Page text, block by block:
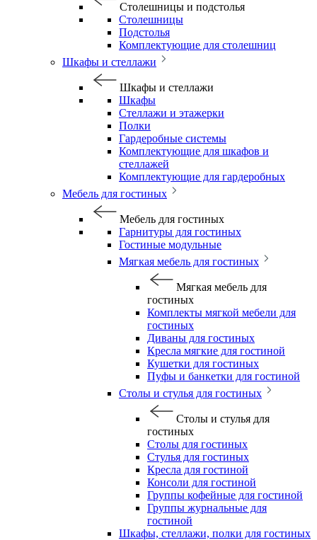
Столешницы и подстолья
Столешницы
Подстолья
Комплектующие для столешниц
Шкафы и стеллажи
Шкафы и стеллажи
Шкафы
Стеллажи и этажерки
Полки
Гардеробные системы
Комплектующие для шкафов и
стеллажей
Комплектующие для гардеробных
Мебель для гостиных
Мебель для гостиных
Гарнитуры для гостиных
Гостиные модульные
Мягкая мебель для гостиных
Мягкая мебель для
гостиных
Комплекты мягкой мебели для
гостиных
Диваны для гостиных
Кресла мягкие для гостиной
Кушетки для гостиных
Пуфы и банкетки для гостиной
Столы и стулья для гостиных
Столы и стулья для
гостиных
Столы для гостиных
Стулья для гостиных
Кресла для гостиной
Консоли для гостиной
Группы кофейные для гостиной
Группы журнальные для
гостиной
Шкафы, стеллажи, полки для гостиных